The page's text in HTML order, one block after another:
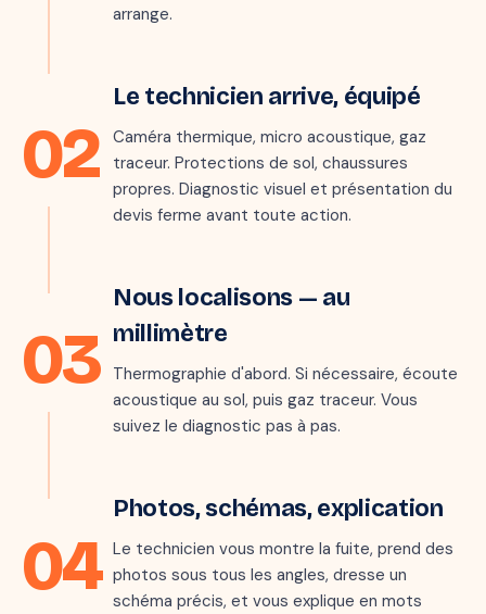
arrange.
02
Le technicien arrive, équipé
Caméra thermique, micro acoustique, gaz
traceur. Protections de sol, chaussures
propres. Diagnostic visuel et présentation du
devis ferme avant toute action.
03
Nous localisons — au
millimètre
Thermographie d'abord. Si nécessaire, écoute
acoustique au sol, puis gaz traceur. Vous
suivez le diagnostic pas à pas.
04
Photos, schémas, explication
Le technicien vous montre la fuite, prend des
photos sous tous les angles, dresse un
schéma précis, et vous explique en mots
Fuite sous chape
Durée :
1 h 47
Localisation :
Joint PER lavabo
✓ Validé avec le client